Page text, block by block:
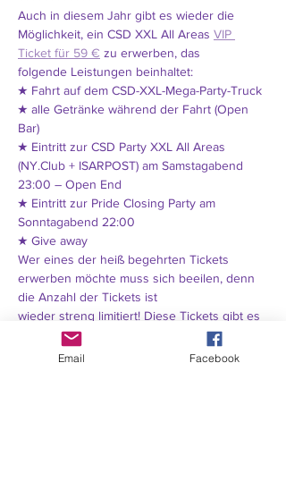
Auch in diesem Jahr gibt es wieder die
Möglichkeit, ein CSD XXL All Areas VIP
Ticket für 59 € zu erwerben, das
folgende Leistungen beinhaltet:
★ Fahrt auf dem CSD-XXL-Mega-Party-Truck
★ alle Getränke während der Fahrt (Open
Bar)
★ Eintritt zur CSD Party XXL All Areas
(NY.Club + ISARPOST) am Samstagabend
23:00 – Open End
★ Eintritt zur Pride Closing Party am
Sonntagabend 22:00
★ Give away
Wer eines der heiß begehrten Tickets
erwerben möchte muss sich beeilen, denn
die Anzahl der Tickets ist
wieder streng limitiert! Diese Tickets gibt es
direkt im „NY.Club“, online auf
www.dieCSDparty.de
oder auf Anfrage per
Email Facebook